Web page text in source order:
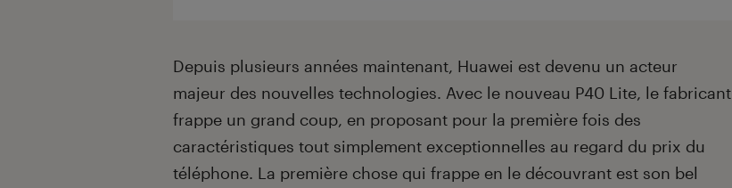
Depuis plusieurs années maintenant, Huawei est devenu un acteur
majeur des nouvelles technologies. Avec le nouveau P40 Lite, le fabricant
frappe un grand coup, en proposant pour la première fois des
caractéristiques tout simplement exceptionnelles au regard du prix du
téléphone. La première chose qui frappe en le découvrant est son bel